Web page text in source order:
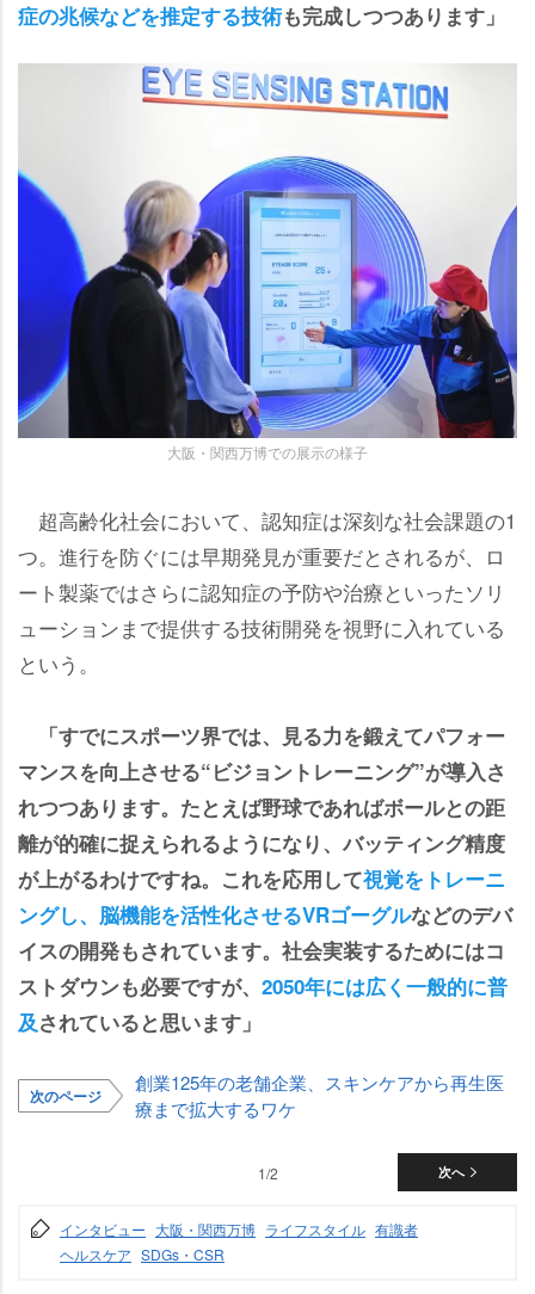
症の兆候などを推定する技術も完成しつつあります」
大阪・関西万博での展示の様子
超高齢化社会において、認知症は深刻な社会課題の1
つ。進行を防ぐには早期発見が重要だとされるが、ロ
ート製薬ではさらに認知症の予防や治療といったソリ
ューションまで提供する技術開発を視野に入れている
という。
「すでにスポーツ界では、見る力を鍛えてパフォー
マンスを向上させる“ビジョントレーニング”が導入さ
れつつあります。たとえば野球であればボールとの距
離が的確に捉えられるようになり、バッティング精度
が上がるわけですね。これを応用して視覚をトレーニ
ングし、脳機能を活性化させるVRゴーグルなどのデバ
イスの開発もされています。社会実装するためにはコ
ストダウンも必要ですが、 2050年には広く一般的に普
及されていると思います」
次のページ
創業125年の老舗企業、スキンケアから再生医
療まで拡大するワケ
次へ
1/2
インタビュー 大阪・関西万博 ライフスタイル 有識者
ヘルスケア SDGs・CSR